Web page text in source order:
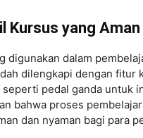
Kursus yang Aman
digunakan dalam
dilengkapi dengan fitur
seperti pedal ganda untuk
bahwa proses
dan nyaman bagi para